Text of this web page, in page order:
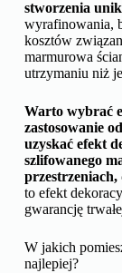
stworzenia
wyrafinowania,
kosztów
marmurowa
utrzymaniu niż
Warto wybrać
zastosowanie
uzyskać efekt
szlifowanego
przestrzeniach,
to efekt
gwarancję
W jakich
najlepiej?